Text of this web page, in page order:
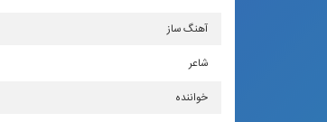
آهنگ ساز
شاعر
خواننده